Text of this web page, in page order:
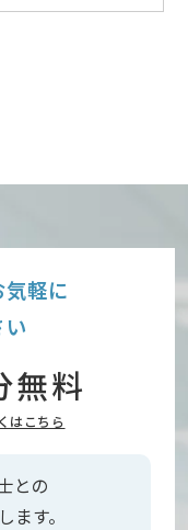
軽に
無料
はこちら
との
ます。